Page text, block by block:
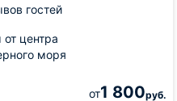
гостей
от центра
моря
от1 800руб.